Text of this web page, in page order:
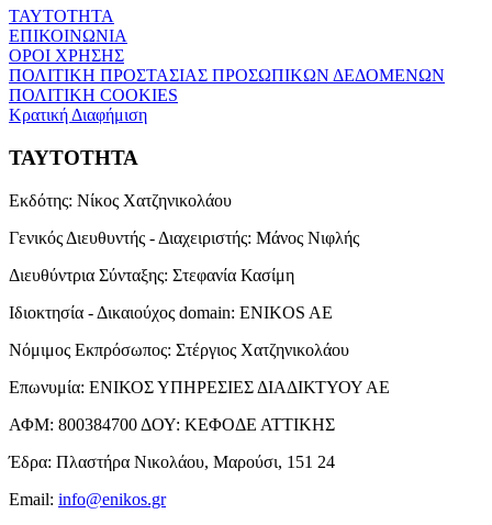
ΤΑΥΤΟΤΗΤΑ
ΕΠΙΚΟΙΝΩΝΙΑ
ΟΡΟΙ ΧΡΗΣΗΣ
ΠΟΛΙΤΙΚΗ ΠΡΟΣΤΑΣΙΑΣ ΠΡΟΣΩΠΙΚΩΝ ΔΕΔΟΜΕΝΩΝ
ΠΟΛΙΤΙΚΗ COOKIES
Κρατική Διαφήμιση
ΤΑΥΤΟΤΗΤΑ
Εκδότης: Νίκος Χατζηνικολάου
Γενικός Διευθυντής - Διαχειριστής: Μάνος Νιφλής
Διευθύντρια Σύνταξης: Στεφανία Κασίμη
Ιδιοκτησία - Δικαιούχος domain: ENIKOS AE
Νόμιμος Εκπρόσωπος: Στέργιος Χατζηνικολάου
Επωνυμία: ΕΝΙΚΟΣ ΥΠΗΡΕΣΙΕΣ ΔΙΑΔΙΚΤΥΟΥ ΑΕ
ΑΦΜ: 800384700 ΔΟΥ: ΚΕΦΟΔΕ ΑΤΤΙΚΗΣ
Έδρα: Πλαστήρα Νικολάου, Μαρούσι, 151 24
Email: info@enikos.gr